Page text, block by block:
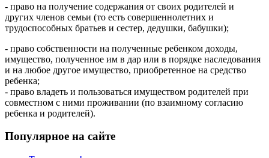
- право на получение содержания от своих родителей и
других членов семьи (то есть совершеннолетних и
трудоспособных братьев и сестер, дедушки, бабушки);
- право собственности на полученные ребенком доходы,
имущество, полученное им в дар или в порядке наследования
и на любое другое имущество, приобретенное на средство
ребенка;
- право владеть и пользоваться имуществом родителей при
совместном с ними проживании (по взаимному согласию
ребенка и родителей).
Популярное на сайте